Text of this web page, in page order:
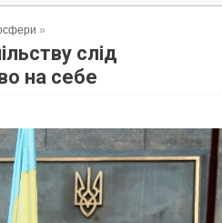
»
слід
на себе